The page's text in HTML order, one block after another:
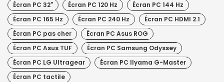
Écran PC 32"
Écran PC 120 Hz
Écran PC 144 Hz
Écran PC 165 Hz
Écran PC 240 Hz
Écran PC HDMI 2.1
Écran PC pas cher
Écran PC Asus ROG
Écran PC Asus TUF
Écran PC Samsung Odyssey
Écran PC LG Ultragear
Écran PC IIyama G-Master
Écran PC tactile